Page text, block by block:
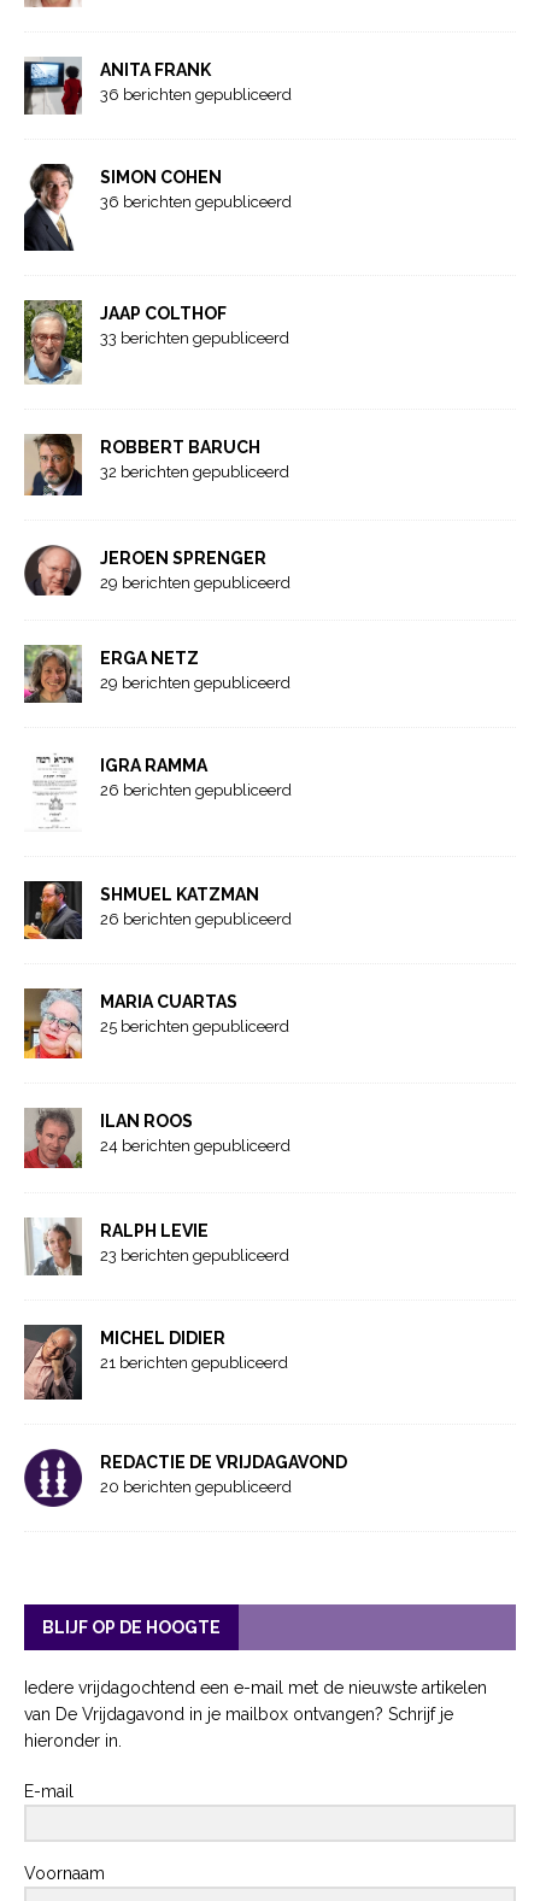
ANITA FRANK
36 berichten gepubliceerd
SIMON COHEN
36 berichten gepubliceerd
JAAP COLTHOF
33 berichten gepubliceerd
ROBBERT BARUCH
32 berichten gepubliceerd
JEROEN SPRENGER
29 berichten gepubliceerd
ERGA NETZ
29 berichten gepubliceerd
IGRA RAMMA
26 berichten gepubliceerd
SHMUEL KATZMAN
26 berichten gepubliceerd
MARIA CUARTAS
25 berichten gepubliceerd
ILAN ROOS
24 berichten gepubliceerd
RALPH LEVIE
23 berichten gepubliceerd
MICHEL DIDIER
21 berichten gepubliceerd
REDACTIE DE VRIJDAGAVOND
20 berichten gepubliceerd
BLIJF OP DE HOOGTE
Iedere vrijdagochtend een e-mail met de nieuwste artikelen
van De Vrijdagavond in je mailbox ontvangen? Schrijf je
hieronder in.
E-mail
Voornaam